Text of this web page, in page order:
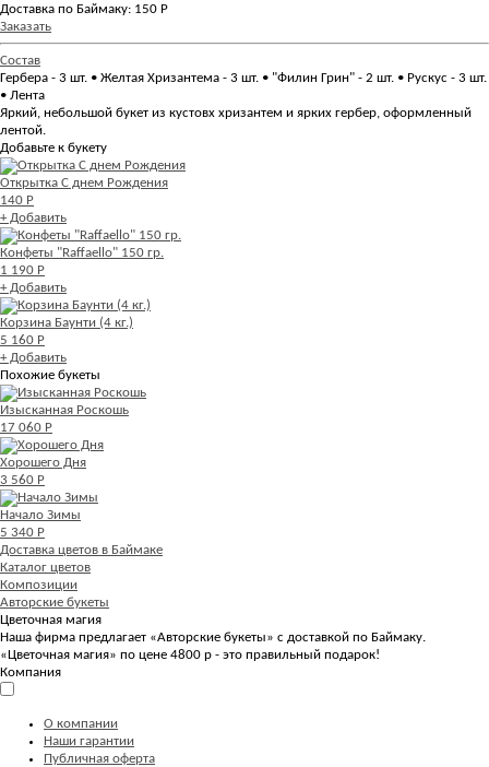
Доставка по Баймаку: 150 Р
Заказать
Состав
Гербера - 3 шт. • Желтая Хризантема - 3 шт. • "Филин Грин" - 2 шт. • Рускус - 3 шт.
• Лента
Яркий, небольшой букет из кустовх хризантем и ярких гербер, оформленный
лентой.
Добавьте к букету
Открытка С днем Рождения
140 Р
+ Добавить
Конфеты "Raffaello" 150 гр.
1 190 Р
+ Добавить
Корзина Баунти (4 кг.)
5 160 Р
+ Добавить
Похожие букеты
Изысканная Роскошь
17 060 Р
Хорошего Дня
3 560 Р
Начало Зимы
5 340 Р
Доставка цветов в Баймаке
Каталог цветов
Композиции
Авторские букеты
Цветочная магия
Наша фирма предлагает «Авторские букеты» с доставкой по Баймаку.
«Цветочная магия» по цене 4800 р - это правильный подарок!
Компания
О компании
Наши гарантии
Публичная оферта